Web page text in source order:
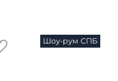
Шоу-рум СПБ